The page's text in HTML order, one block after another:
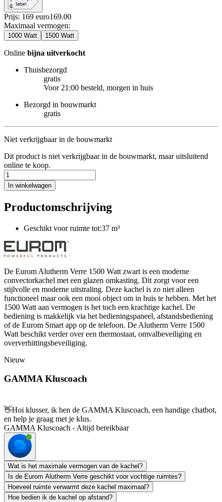
Prijs: 169 euro169.00
Maximaal vermogen:
1000 Watt 1500 Watt
Online bijna uitverkocht
Thuisbezorgd
gratis
Voor 21:00 besteld, morgen in huis
Bezorgd in bouwmarkt
gratis
Niet verkrijgbaar in de bouwmarkt
Dit product is niet verkrijgbaar in de bouwmarkt, maar uitsluitend
online te koop.
In winkelwagen
Productomschrijving
Geschikt voor ruimte tot:37 m³
De Eurom Alutherm Verre 1500 Watt zwart is een moderne
convectorkachel met een glazen omkasting. Dit zorgt voor een
stijlvolle en moderne uitstraling. Deze kachel is zo niet alleen
functioneel maar ook een mooi object om in huis te hebben. Met het
1500 Watt aan vermogen is het toch een krachtige kachel. De
bediening is makkelijk via het bedieningspaneel, afstandsbediening
of de Eurom Smart app op de telefoon. De Alutherm Verre 1500
Watt beschikt verder over een thermostaat, omvalbeveiliging en
oververhittingsbeveiliging.
Nieuw
GAMMA Kluscoach
👋Hoi klusser, ik ben de GAMMA Kluscoach, een handige chatbot,
en help je graag met je klus.
GAMMA Kluscoach - Altijd bereikbaar
Wat is het maximale vermogen van de kachel?
Is de Eurom Alutherm Verre geschikt voor vochtige ruimtes?
Hoeveel ruimte verwarmt deze kachel maximaal?
Hoe bedien ik de kachel op afstand?